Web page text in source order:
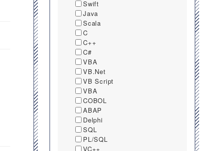
Swift
Java
Scala
C
C++
C#
VBA
VB.Net
VB Script
VBA
COBOL
ABAP
Delphi
SQL
PL/SQL
VC++